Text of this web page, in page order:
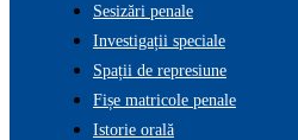
Sesizări penale
Investigații speciale
Spații de represiune
Fișe matricole penale
Istorie orală